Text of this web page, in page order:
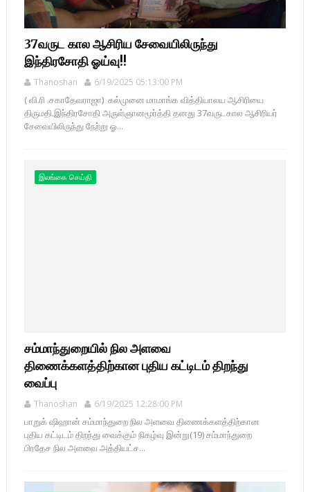
37வருட கால ஆசிரிய சேவையிலிருந்து
இந்திரசோதி ஓய்வு!!
Thanoshan 6/19/2025 05:13:00 PM
( வி.ரி .சகாதேவராஜா) கல்முனை மாமாங்க வித்தியாலய ஆசிரியை
திருமதி.இந்திரசோதி அருள்ஞானமூர்த்தி தனது 37வருடகால ஆசிரியர்
சேவையிலிருந்து நேற்று ஓ...
இலங்கை செய்தி
சம்மாந்துறையில் நில அளவை
திணைக்களத்திற்கான புதிய கட்டிடம் திறந்து
வைப்பு
Thanoshan 6/19/2025 12:28:00 PM
பாறுக் ஷிஹான் சம்மாந்துறை நில அளவை திணைக்களத்திற்கான
புதிய கட்டிடம் திறந்து வைக்கும் நிகழ்வு இன்று(19) சம்மாந்துறை
பிரதேச நில அளவை அத்தியட்ச...